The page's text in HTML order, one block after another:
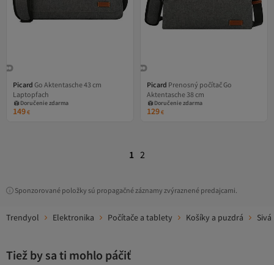
Picard Go Aktentasche 43 cm
Laptopfach
Doručenie zdarma
149€
Picard Prenosný počítač Go
Aktentasche 38 cm
Doručenie zdarma
129€
1 2
Sponzorované položky sú propagačné záznamy zvýraznené predajcami.
Trendyol Elektronika Počítače a tablety Košíky a puzdrá
Tiež by sa ti mohlo páčiť